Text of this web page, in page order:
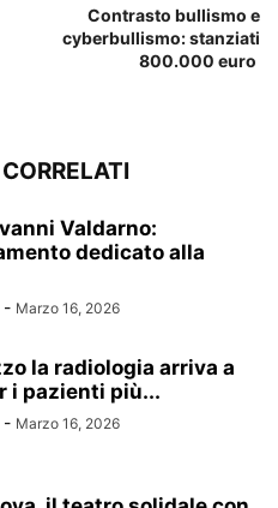
Contrasto bullismo e
cyberbullismo: stanziati
800.000 euro
Valdarno:
dedicato alla
- Marzo 16, 2026
la radiologia arriva a
i pazienti più...
- Marzo 16, 2026